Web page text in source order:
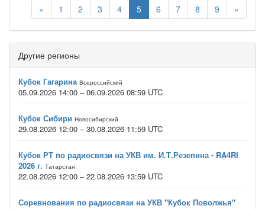
«
1 2 3 4 5 6 7 8 9 »
Другие регионы
Кубок Гагарина Всероссийский
05.09.2026 14:00 – 06.09.2026 08:59 UTC
Кубок Сибири Новосибирский
29.08.2026 12:00 – 30.08.2026 11:59 UTC
Кубок РТ по радиосвязи на УКВ им. И.Т.Резепина - RA4RI
2026 г. Татарстан
22.08.2026 12:00 – 22.08.2026 13:59 UTC
Соревнования по радиосвязи на УКВ "Кубок Поволжья"